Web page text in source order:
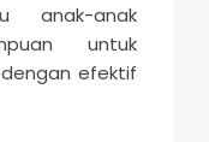
anak-anak
untuk
efektif